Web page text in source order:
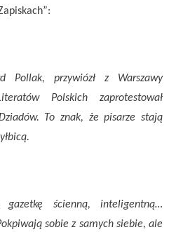
Pollak, przywiózł z Warszawy
Polskich zaprotestował
To znak, że pisarze stają
gazetkę ścienną, inteligentną…
sobie z samych siebie, ale